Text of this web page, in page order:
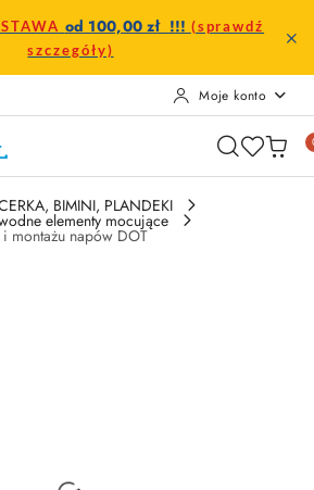
głównej
konto
głównego
produktuod 100,00 zł !!! (sprawdź
szczegóły)
Moje konto
BIMINI, PLANDEKI
elementy mocujące
montażu napów DOT